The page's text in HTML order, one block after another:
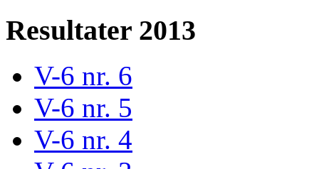
Resultater 2013
V-6 nr. 6
V-6 nr. 5
V-6 nr. 4